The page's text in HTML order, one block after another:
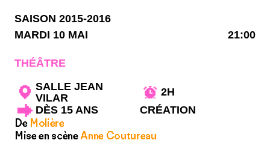
SAISON 2015-2016
MARDI 10 MAI
21:00
THÉÂTRE
SALLE JEAN
VILAR
2H
DÈS 15 ANS
CRÉATION
De Molière
Mise en scène Anne Coutureau